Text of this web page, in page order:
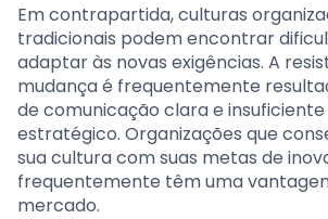
Em contrapartida, culturas
tradicionais podem encontrar
adaptar às novas exigências. A
mudança é frequentemente
de comunicação clara e
estratégico. Organizações que
sua cultura com suas metas de
frequentemente têm uma
mercado.